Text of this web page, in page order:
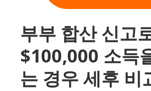
부부 합산 신고
$100,000 소득
는 경우 세후 비